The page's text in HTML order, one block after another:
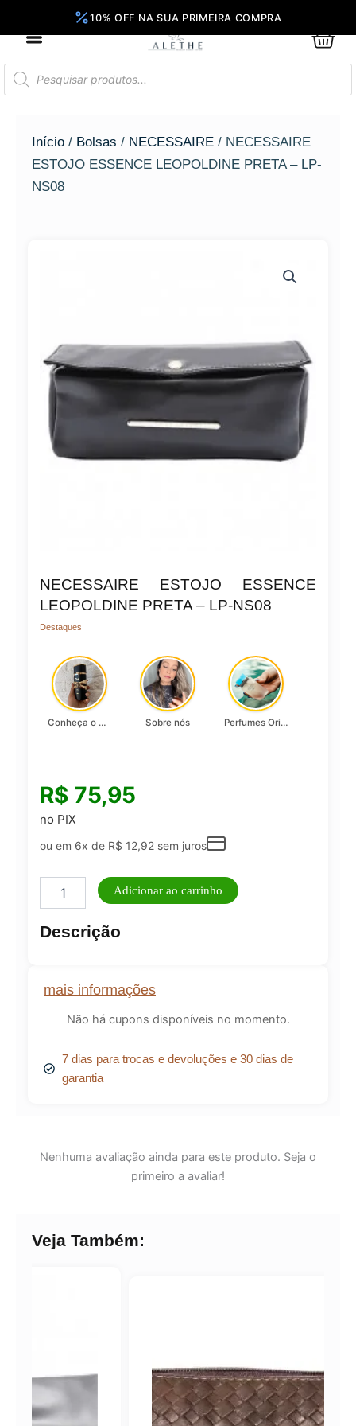
conteúdo
Pesquisar
produtos
Início / Bolsas / NECESSAIRE / NECESSAIRE
ESTOJO ESSENCE LEOPOLDINE PRETA – LP-
NS08
mais informações
Não há cupons disponíveis no momento.
7 dias para trocas e devoluções e 30 dias de
garantia
NECESSAIRE ESTOJO ESSENCE
LEOPOLDINE PRETA – LP-NS08
Destaques
Conheça o Asad, da Lattafa… Sobre nós Perfumes Originais
R$ 75,95
no PIX
ou em 6x de R$ 12,92 sem juros
NECESSAIRE
ESTOJO
LEOPOLDINE
NS08
Adicionar ao carrinho
Descrição
Nenhuma avaliação ainda para este produto. Seja o
primeiro a avaliar!
Veja Também: